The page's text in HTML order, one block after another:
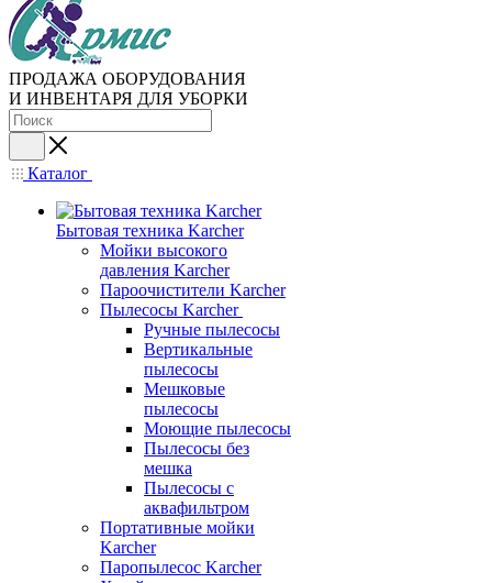
ПРОДАЖА ОБОРУДОВАНИЯ
И ИНВЕНТАРЯ ДЛЯ УБОРКИ
Каталог
Бытовая техника Karcher
Мойки высокого
давления Karcher
Пароочистители Karcher
Пылесосы Karcher
Ручные пылесосы
Вертикальные
пылесосы
Мешковые
пылесосы
Моющие пылесосы
Пылесосы без
мешка
Пылесосы с
аквафильтром
Портативные мойки
Karcher
Паропылесос Karcher